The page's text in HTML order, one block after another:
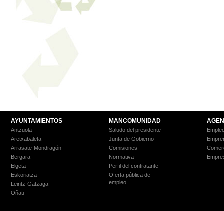
AYUNTAMIENTOS
Antzuola
Aretxabaleta
Arrasate-Mondragón
Bergara
Elgeta
Eskoriatza
Leintz-Gatzaga
Oñati
MANCOMUNIDAD
Saludo del presidente
Junta de Gobierno
Comisiones
Normativa
Perfil del contratante
Oferta pública de
empleo